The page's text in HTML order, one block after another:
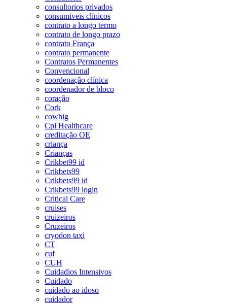
consultorios privados
consumiveis clínicos
contrato a longo termo
contrato de longo prazo
contrato França
contrato permanente
Contratos Permanentes
Convencional
coordenação clínica
coordenador de bloco
coração
Cork
cowhig
Cpl Healthcare
creditação OE
criança
Crianças
Crikbet99 id
Crikbets99
Crikbets99 id
Crikbets99 login
Critical Care
cruises
cruizeiros
Cruzeiros
cryodon taxi
CT
cuf
CUH
Cuidadios Intensivos
Cuidado
cuidado ao idoso
cuidador